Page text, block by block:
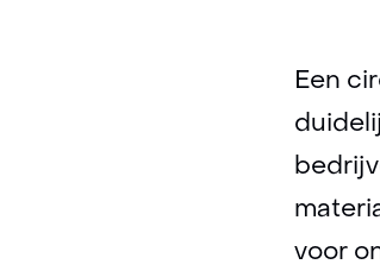
Een
voor